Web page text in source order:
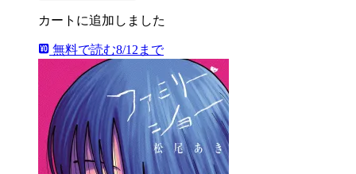
カートに追加しました
無料で読む8/12まで